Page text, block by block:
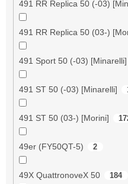
491 RR Replica 50 (-03)
491 RR Replica 50 (03-)
491 Sport 50 (-03) [Minarelli]
491 ST 50 (-03) [Minarelli]
491 ST 50 (03-) [Morini]
49er (FY50QT-5) 2
49X QuattronoveX 50 184